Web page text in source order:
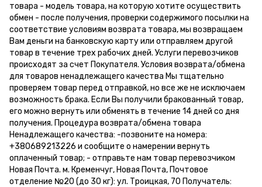
товара - модель товара, на которую хотите осуществить
обмен - после получения, проверки содержимого посылки на
соответствие условиям возврата товара, мы возвращаем
Вам деньги на банковскую карту или отправляем другой
товар в течение трех рабочих дней. Услуги перевозчиков
происходят за счет Покупателя. Условия возврата/обмена
для товаров ненадлежащего качества Мы тщательно
проверяем товар перед отправкой, но все же не исключаем
возможность брака. Если Вы получили бракованный товар,
его можно вернуть или обменять в течение 14 дней со дня
получения. Процедура возврата/обмена товара
Ненадлежащего качества: -позвоните на номера:
+380689213226 и сообщите о намерении вернуть
оплаченный товар; - отправьте нам товар перевозчиком
Новая Почта. м. Кременчуг, Новая Почта, Почтовое
отделение №20 (до 30 кг): ул. Троицкая, 70 Получатель: